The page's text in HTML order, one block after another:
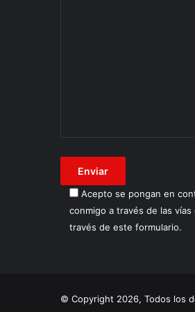
Acepto se pongan en
conmigo a través de las vías
través de este formulario.
© Copyright 2026, Todos los